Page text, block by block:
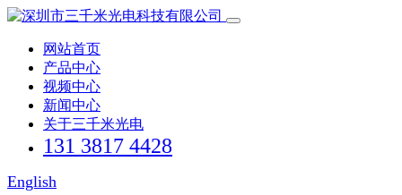
网站首页
产品中心
视频中心
新闻中心
关于三千米光电
131 3817 4428
English